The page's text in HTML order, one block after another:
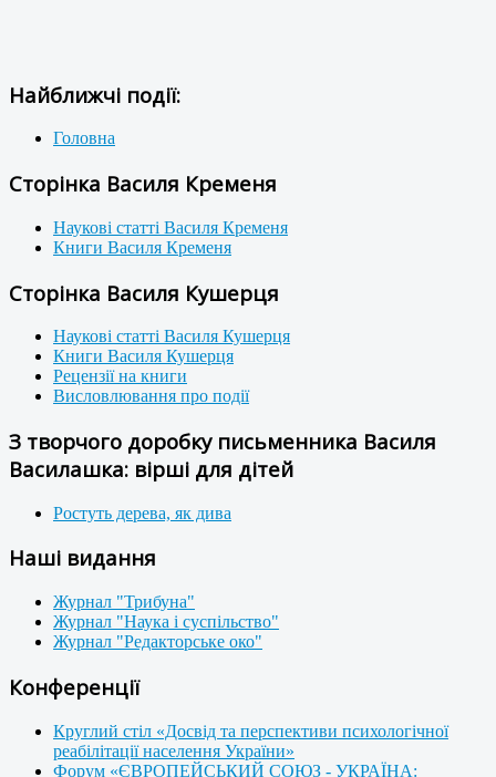
Найближчі події:
Головна
Сторінка Василя Кременя
Наукові статті Василя Кременя
Книги Василя Кременя
Сторінка Василя Кушерця
Наукові статті Василя Кушерця
Книги Василя Кушерця
Рецензії на книги
Висловлювання про події
З творчого доробку письменника Василя
Василашка: вірші для дітей
Ростуть дерева, як дива
Наші видання
Журнал "Трибуна"
Журнал "Наука і суспільство"
Журнал "Редакторське око"
Конференції
Круглий стіл «Досвід та перспективи психологічної
реабілітації населення України»
Форум «ЄВРОПЕЙСЬКИЙ СОЮЗ - УКРАЇНА: